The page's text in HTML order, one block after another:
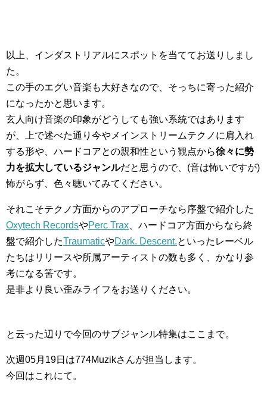
以上、インダストリアルにスポットを当ててお送りしまし
た。
この手のエグい音楽も大好きなので、そっちに寄った紹介
になったかと思います。
玄人向け音楽の印象がどうしても強い系統ではあります
が、上で述べた通り今やメインストリームテクノに肩入れ
する形や、ハードコアとの親和性という観点から徐々に勢
力を拡大しているジャンルだと思うので、(音は怖いですが)
怖がらず、色々聴いてみてください。
それこそテクノ方面からのアプローチなら序盤で紹介した
Oxytech RecordsやPerc Trax 、ハードコア方面からなら終
盤で紹介したTraumaticやDark. Descent.といったレーベル
たちはリリースや所属アーティストの数も多く、かなり参
考になる筈です。
是非より良い歪みライフをお送りください。
と云った辺りで今回のサブジャンル特集はここまで。
次週05月19日は774Muzikさんが担当します。
今回はこれにて。